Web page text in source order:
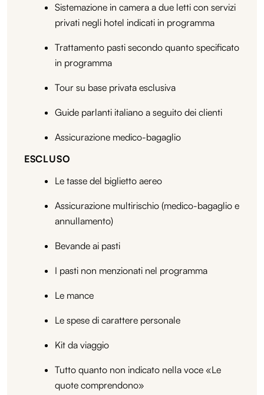
Sistemazione in camera a due letti con servizi
privati negli hotel indicati in programma
Trattamento pasti secondo quanto specificato
in programma
Tour su base privata esclusiva
Guide parlanti italiano a seguito dei clienti
Assicurazione medico-bagaglio
ESCLUSO
Le tasse del biglietto aereo
Assicurazione multirischio (medico-bagaglio e
annullamento)
Bevande ai pasti
I pasti non menzionati nel programma
Le mance
Le spese di carattere personale
Kit da viaggio
Tutto quanto non indicato nella voce «Le
quote comprendono»